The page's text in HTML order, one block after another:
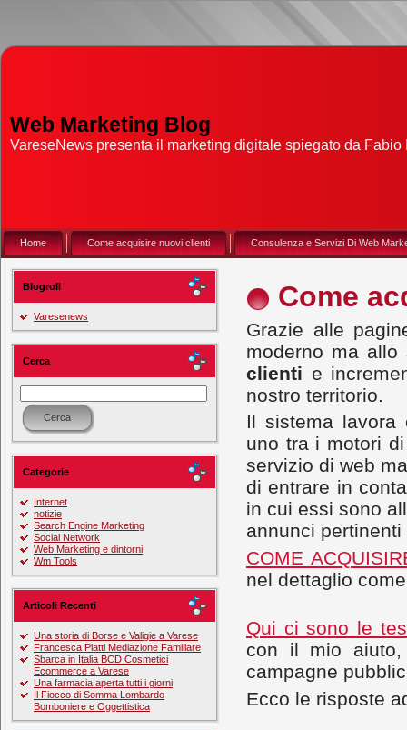
Web Marketing Blog
VareseNews presenta il marketing digitale spiegato da Fabio
Home Come acquisire nuovi clienti Consulenza e Servizi Di Web
Blogroll
Varesenews
Cerca
Categorie
Internet
notizie
Search Engine Marketing
Social Network
Web Marketing e dintorni
Wm Tools
Articoli Recenti
Una storia di Borse e Valigie a Varese
Francesca Piatti Mediazione Familiare
Sbarca in Italia BCD Cosmetici
Ecommerce a Varese
Una farmacia aperta tutti i giorni
Il Fiocco di Somma Lombardo
Bomboniere e Oggettistica
Come
Grazie alle
moderno ma
clienti e
nostro territorio.
Il sistema lavora
uno tra i motori
servizio di web
di entrare in
in cui essi sono
annunci
COME
nel dettaglio
Qui ci sono le
con il mio aiuto,
campagne
Ecco le risposte